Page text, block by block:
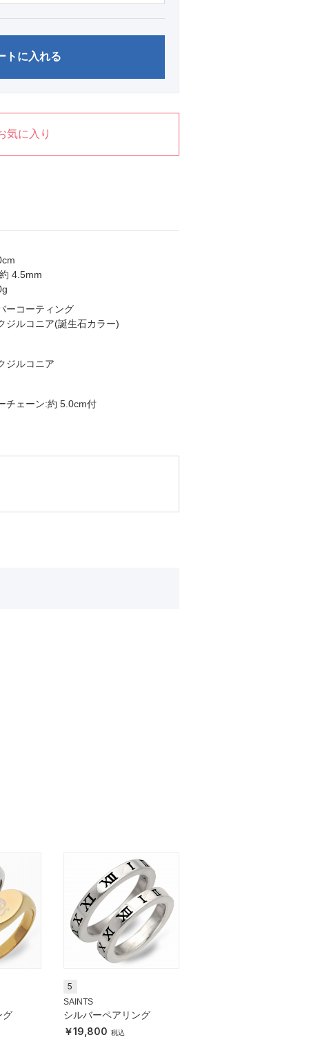
トに入れる
気に入り
4.5mm
コーティング
ジルコニア(誕生石カラー)
ジルコニア
チェーン:約 5.0cm付
グ
5
SAINTS
シルバーペアリング
19,800